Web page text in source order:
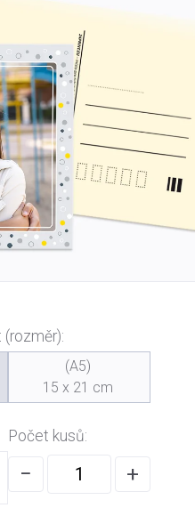
(rozměr):
(A5)
15 x 21 cm
Počet kusů:
− +